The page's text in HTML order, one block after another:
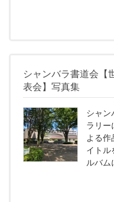
シャンバラ書道会【
表会】写真集
シャン
ラリー
よる作
イトル
ルバム